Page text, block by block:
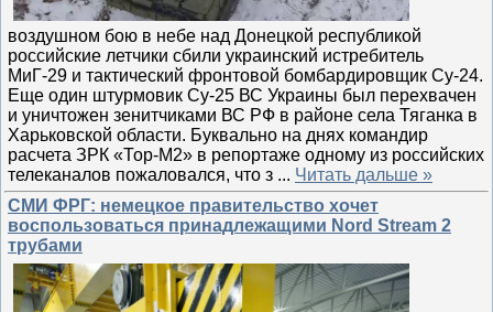
воздушном бою в небе над Донецкой республикой
российские летчики сбили украинский истребитель
МиГ-29 и тактический фронтовой бомбардировщик Су-24.
Еще один штурмовик Су-25 ВС Украины был перехвачен
и уничтожен зенитчиками ВС РФ в районе села Тяганка в
Харьковской области. Буквально на днях командир
расчета ЗРК «Тор-М2» в репортаже одному из российских
телеканалов пожаловался, что з ... Читать дальше »
СМИ ФРГ: немецкое правительство хочет
воспользоваться принадлежащими Nord Stream 2
трубами